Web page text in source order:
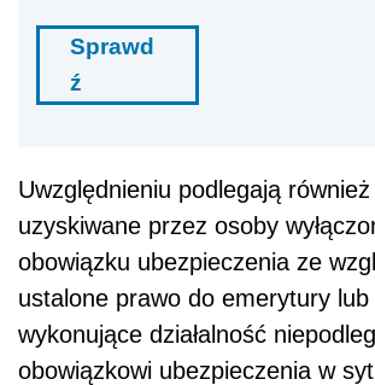
Sprawd
ź
Uwzględnieniu podlegają
uzyskiwane przez osoby
obowiązku ubezpieczenia ze
ustalone prawo do emerytury
wykonujące działalność
obowiązkowi ubezpieczenia w